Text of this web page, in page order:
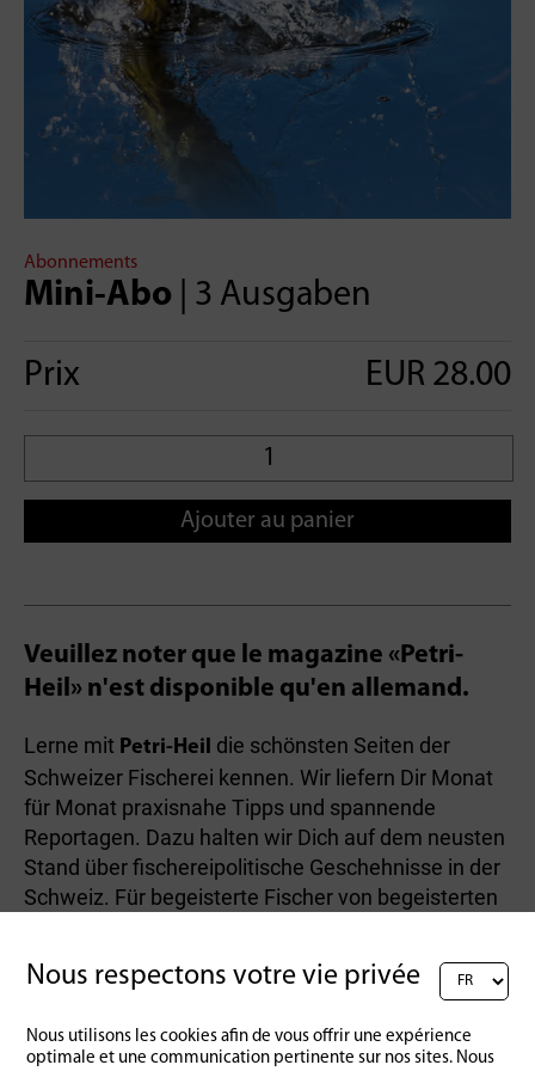
Abonnements
Mini-Abo | 3 Ausgaben
Prix EUR 28.00
Ajouter au panier
Veuillez noter que le magazine «Petri-
Heil» n'est disponible qu'en allemand.
Lerne mit Petri-Heil die schönsten Seiten der
Schweizer Fischerei kennen. Wir liefern Dir Monat
für Monat praxisnahe Tipps und spannende
Reportagen. Dazu halten wir Dich auf dem neusten
Stand über fischereipolitische Geschehnisse in der
Schweiz. Für begeisterte Fischer von begeisterten
Retour à l'aperçu
Nous respectons votre vie privée
Nous utilisons les cookies afin de vous offrir une expérience
optimale et une communication pertinente sur nos sites. Nous